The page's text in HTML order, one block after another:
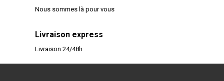
Nous sommes là pour vous
Livraison express
Livraison 24/48h